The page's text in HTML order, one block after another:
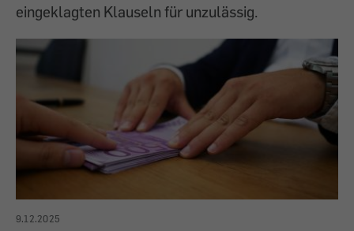
eingeklagten Klauseln für unzulässig.
9.12.2025